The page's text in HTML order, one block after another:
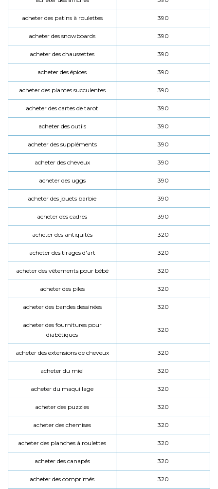
acheter des patins à roulettes 390
acheter des snowboards 390
acheter des chaussettes 390
acheter des épices 390
acheter des plantes succulentes 390
acheter des cartes de tarot 390
acheter des outils 390
acheter des suppléments 390
acheter des cheveux 390
acheter des uggs 390
acheter des jouets barbie 390
acheter des cadres 390
acheter des antiquités 320
acheter des tirages d'art 320
acheter des vêtements pour bébé 320
acheter des piles 320
acheter des bandes dessinées 320
acheter des fournitures pour
diabétiques
320
acheter des extensions de cheveux 320
acheter du miel 320
acheter du maquillage 320
acheter des puzzles 320
acheter des chemises 320
acheter des planches à roulettes 320
acheter des canapés 320
acheter des comprimés 320